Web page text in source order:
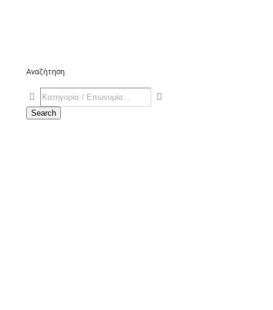
Αναζήτηση
Search